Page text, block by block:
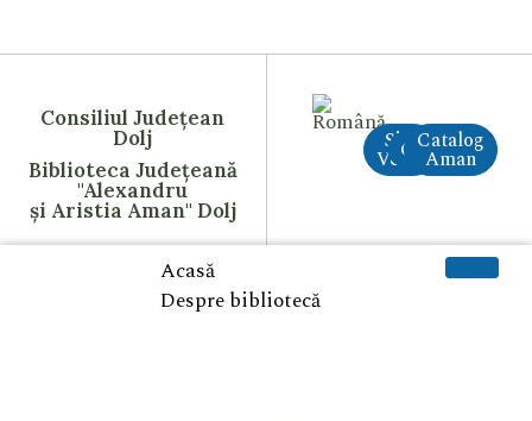
Consiliul Județean
Dolj
Biblioteca Județeană
"Alexandru
și Aristia Aman" Dolj
Site
VechiCreAI
Catalog
Aman
Acasă
Despre bibliotecă